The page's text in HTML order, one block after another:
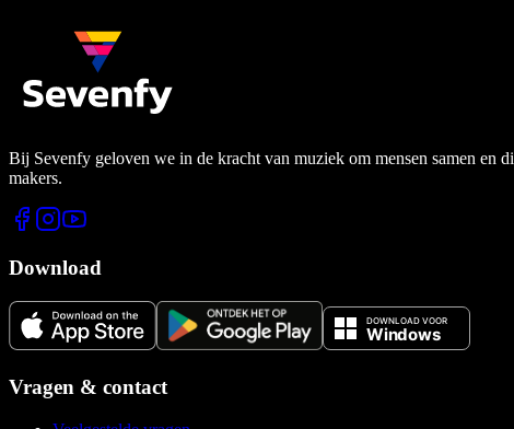
Bij Sevenfy geloven we in de kracht van muziek om mensen samen en
makers.
Download
Vragen & contact